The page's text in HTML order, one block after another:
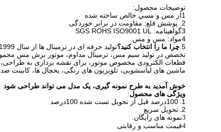
توضیحات محصول:
1از مس و مسي خالص ساخته شده
2. پوشش قلع: مقاومت در برابر خوردگی
3گواهینامه: SGS ROHS ISO9001 UL
4مواد: مس و مس
5. چرا ما را انتخاب کنید؟تولید حرفه ای در ترمینال ها از سال 1999
تخصص در تولید سیم مس، ترمینال مداوم، موتور برش مس
قطعات الکترودی مخصوص موتور، برای نقشه برداری به
ماشین های لباسشویی، تلویزیون های رنگی، یخچال ها، کابینت ضد
خوش آمدید به طرح نمونه گیری، یک مدل می تواند طراحی شود
ویژگی های محصول:
1. 100درصد قبل از تحویل تست شده 100درصد
2. تحویل سریع
3نمونه های رایگان
4قیمت مناسب و رقابتی